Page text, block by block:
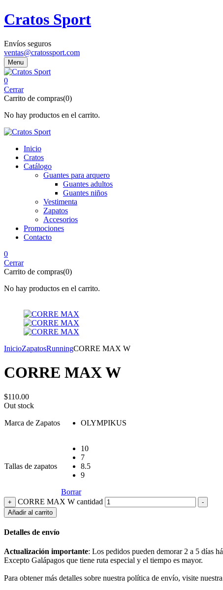
Cratos Sport
Envíos seguros
ventas@cratossport.com
Menu
0
Cerrar
Carrito de compras(0)
No hay productos en el carrito.
Inicio
Cratos
Catálogo
Guantes para arquero
Guantes adultos
Guantes niños
Vestimenta
Zapatos
Accesorios
Promociones
Contacto
0
Cerrar
Carrito de compras(0)
No hay productos en el carrito.
InicioZapatosRunningCORRE MAX W
CORRE MAX W
$110.00
Out stock
Marca de Zapatos OLYMPIKUS
Tallas de zapatos
10
7
8.5
9
Borrar
+ CORRE MAX W cantidad
-
Añadir al carrito
Detalles de envío
Actualización importante: Los pedidos pueden demorar 2 a 5 días
Excepto Galápagos que tiene ruta especial y el tiempo es mayor.
Para obtener más detalles sobre nuestra política de envío, visite